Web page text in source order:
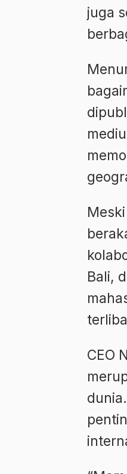
juga
Bali,
CEO